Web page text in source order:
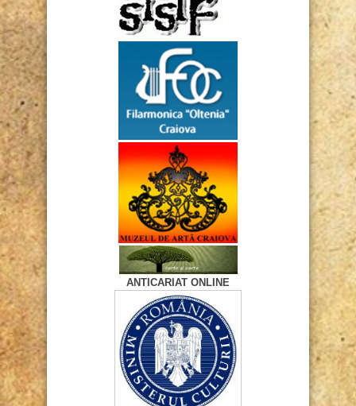
ANTICARIAT ONLINE